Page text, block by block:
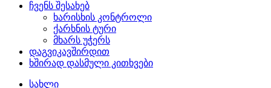
ჩვენს შესახებ
ხარისხის კონტროლი
ქარხნის ტური
მხარს უჭერს
დაგვიკავშირდით
ხშირად დასმული კითხვები
სახლი